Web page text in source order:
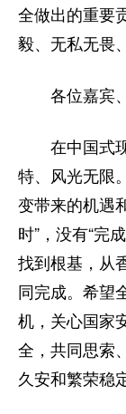
全做出的重要
毅、无私无畏
各位嘉宾、
在中国式现
特、风光无限
变带来的机遇
时”，没有“完
找到根基，从
同完成。希望
机，关心国家
全，共同思索
久安和繁荣稳